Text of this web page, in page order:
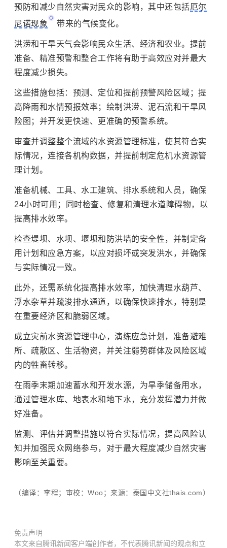
预防和减少自然灾害对民众的影响，其中还包括厄尔
尼诺现象
带来的气候变化。
洪涝和干旱天气会影响民众生活、经济和农业。提前
准备、精准预警和整合工作将有助于高效应对并最大
程度减少损失。
这些措施包括：预测、定位和提前预警风险区域；提
高降雨和水情预报效率；绘制洪涝、泥石流和干旱风
险图；并开发更快速、更准确的预警系统。
审查并调整整个流域的水资源管理标准，使其符合实
际情况，连接各机构数据，并提前制定危机水资源管
理计划。
准备机械、工具、水工建筑、排水系统和人员，确保
24小时可用；同时检查、修复和清理水道障碍物，以
提高排水效率。
检查堤坝、水坝、堰坝和防洪墙的安全性，并制定备
用计划和应急方案，以应对损坏或突发洪水，并确保
与实际情况一致。
此外，还需系统化提高排水效率，加快清理水葫芦、
浮水杂草并疏浚排水通道，以确保快速排水，特别是
在重要经济区和脆弱区域。
成立灾前水资源管理中心，演练应急计划，准备避难
所、疏散区、生活物资，并关注弱势群体及风险区域
内的牲畜转移。
在雨季末期加速蓄水和开发水源，为旱季储备用水，
通过管理水库、地表水和地下水，充分发挥潜力并做
好准备。
监测、评估并调整措施以符合实际情况，提高风险认
知并加强民众网络参与，对于最大程度减少自然灾害
影响至关重要。
（编译：李程；审校：Woo；来源：泰国中文社thais.com）
免责声明
本文来自腾讯新闻客户端创作者，不代表腾讯新闻的观点和立